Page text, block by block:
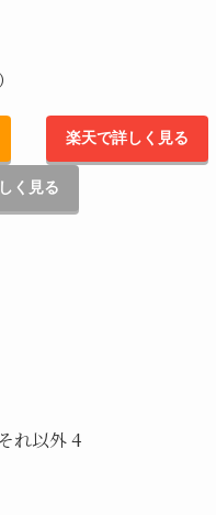
楽天で詳しく見る
く見る
れ以外 4